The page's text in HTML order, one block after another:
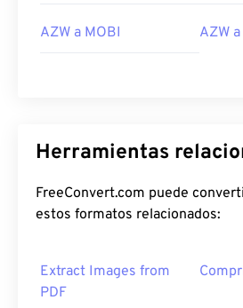
AZW a MOBI AZW
Herramientas
FreeConvert.com puede
estos formatos relacionados:
Extract Images from
PDF